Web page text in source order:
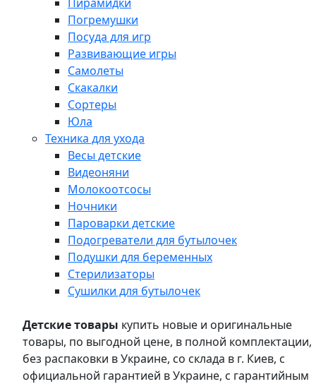
Погремушки
Посуда для игр
Развивающие игры
Самолеты
Скакалки
Сортеры
Юла
Техника для ухода
Весы детские
Видеоняни
Молокоотсосы
Ночники
Пароварки детские
Подогреватели для бутылочек
Подушки для беременных
Стерилизаторы
Сушилки для бутылочек
Детские товары купить новые и оригинальные
товары, по выгодной цене, в полной комплектации,
без распаковки в Украине, со склада в г. Киев, с
официальной гарантией в Украине, с гарантийным